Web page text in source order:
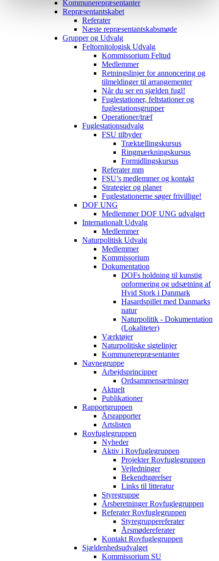
Kommunerepræsentanter
Repræsentantskabet
Referater
Næste repræsentantskabsmøde
Grupper og Udvalg
Feltornitologisk Udvalg
Kommissorium Feltud
Medlemmer
Retningslinjer for annoncering og
tilmeldinger til arrangementer
Når du ser en sjælden fugl!
Fuglestationer, feltstationer og
fuglestationsgrupper
Operationer/træf
Fuglestationsudvalg
FSU tilbyder
Træktællingskursus
Ringmærkningskursus
Formidlingskursus
Referater mm
FSU’s medlemmer og kontakt
Strategier og planer
Fuglestationerne søger frivillige!
DOF UNG
Medlemmer DOF UNG udvalget
Internationalt Udvalg
Medlemmer
Naturpolitisk Udvalg
Medlemmer
Kommissorium
Dokumentation
DOFs holdning til kunstig
opformering og udsætning af
Hvid Stork i Danmark
Hasardspillet med Danmarks
natur
Naturpolitik - Dokumentation
(Lokaliteter)
Værktøjer
Naturpolitiske sigtelinjer
Kommunerepræsentanter
Navnegruppe
Arbejdsprincipper
Ordsammensætninger
Aktuelt
Publikationer
Rapportgruppen
Årsrapporter
Artslisten
Rovfuglegruppen
Nyheder
Aktiv i Rovfuglegruppen
Projekter Rovfuglegruppen
Vejledninger
Bekendtgørelser
Links til litteratur
Styregruppe
Årsberetninger Rovfuglegruppen
Referater Rovfuglegruppen
Styregruppereferater
Årsmødereferater
Kontakt Rovfuglegruppen
Sjældenhedsudvalget
Kommissorium SU